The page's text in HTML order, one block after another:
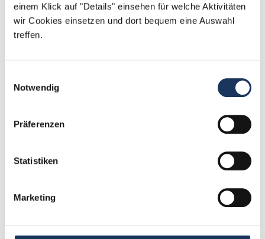
einem Klick auf "Details" einsehen für welche Aktivitäten
wir Cookies einsetzen und dort bequem eine Auswahl
treffen.
Notwendig
Präferenzen
Statistiken
Marketing
Sarah Grützmacher
Ansprechpartnerin
einer Zahnarztpraxis zu finden. Kontaktieren Sie
mich gerne, wenn Sie Fragen zu unserem Service
Jetzt zur kostenlosen Stellenanfrage